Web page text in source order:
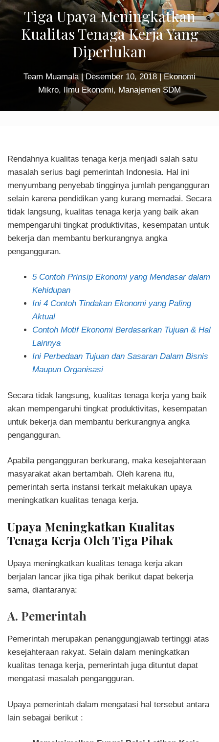
Tiga Upaya Meningkatkan
Kualitas Tenaga Kerja Yang
Diperlukan
Team Muamala|Desember 10, 2018 |Ekonomi
Mikro, Ilmu Ekonomi, Manajemen SDM
Rendahnya kualitas tenaga kerja menjadi salah satu
masalah serius bagi pemerintah Indonesia. Hal ini
menyumbang penyebab tingginya jumlah pengangguran
selain karena pendidikan yang kurang memadai. Secara
tidak langsung, kualitas tenaga kerja yang baik akan
mempengaruhi tingkat produktivitas, kesempatan untuk
bekerja dan membantu berkurangnya angka
pengangguran.
5 Contoh Prinsip Ekonomi yang Mendasar dalam
Kehidupan
Ini 4 Contoh Tindakan Ekonomi yang Paling
Aktual
Contoh Motif Ekonomi Berdasarkan Tujuan & Hal
Lainnya
Ini Perbedaan Tujuan dan Sasaran Dalam Bisnis
Maupun Organisasi
Secara tidak langsung, kualitas tenaga kerja yang baik
akan mempengaruhi tingkat produktivitas, kesempatan
untuk bekerja dan membantu berkurangnya angka
pengangguran.
Apabila pengangguran berkurang, maka kesejahteraan
masyarakat akan bertambah. Oleh karena itu,
pemerintah serta instansi terkait melakukan upaya
meningkatkan kualitas tenaga kerja.
Upaya Meningkatkan Kualitas
Tenaga Kerja Oleh Tiga Pihak
Upaya meningkatkan kualitas tenaga kerja akan
berjalan lancar jika tiga pihak berikut dapat bekerja
sama, diantaranya:
A. Pemerintah
Pemerintah merupakan penanggungjawab tertinggi atas
kesejahteraan rakyat. Selain dalam meningkatkan
kualitas tenaga kerja, pemerintah juga dituntut dapat
mengatasi masalah pengangguran.
Upaya pemerintah dalam mengatasi hal tersebut antara
lain sebagai berikut :